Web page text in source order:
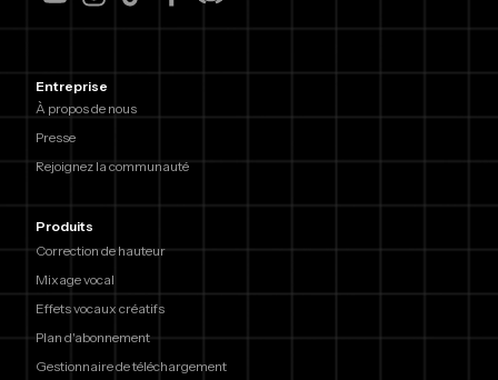
Entreprise
À propos de nous
Presse
Rejoignez la communauté
Produits
Correction de hauteur
Mixage vocal
Effets vocaux créatifs
Plan d'abonnement
Gestionnaire de téléchargement